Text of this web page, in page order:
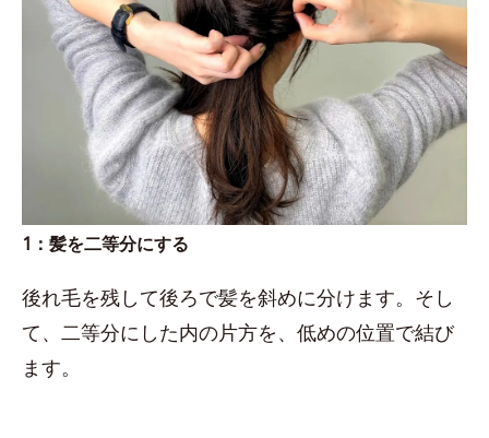
1：髪を二等分にする
後れ毛を残して後ろで髪を斜めに分けます。そし
て、二等分にした内の片方を、低めの位置で結び
ます。